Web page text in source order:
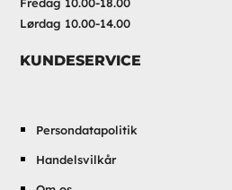
Fredag 10.00-18.00
Lørdag 10.00-14.00
KUNDESERVICE
Persondatapolitik
Handelsvilkår